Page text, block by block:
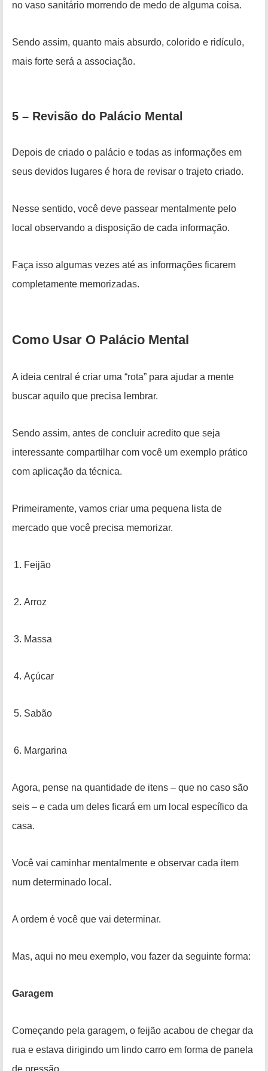
no vaso sanitário morrendo de medo de alguma coisa.
Sendo assim, quanto mais absurdo, colorido e ridículo,
mais forte será a associação.
5 – Revisão do Palácio Mental
Depois de criado o palácio e todas as informações em
seus devidos lugares é hora de revisar o trajeto criado.
Nesse sentido, você deve passear mentalmente pelo
local observando a disposição de cada informação.
Faça isso algumas vezes até as informações ficarem
completamente memorizadas.
Como Usar O Palácio Mental
A ideia central é criar uma “rota” para ajudar a mente
buscar aquilo que precisa lembrar.
Sendo assim, antes de concluir acredito que seja
interessante compartilhar com você um exemplo prático
com aplicação da técnica.
Primeiramente, vamos criar uma pequena lista de
mercado que você precisa memorizar.
Feijão
Arroz
Massa
Açúcar
Sabão
Margarina
Agora, pense na quantidade de itens – que no caso são
seis – e cada um deles ficará em um local específico da
casa.
Você vai caminhar mentalmente e observar cada item
num determinado local.
A ordem é você que vai determinar.
Mas, aqui no meu exemplo, vou fazer da seguinte forma:
Garagem
Começando pela garagem, o feijão acabou de chegar da
rua e estava dirigindo um lindo carro em forma de panela